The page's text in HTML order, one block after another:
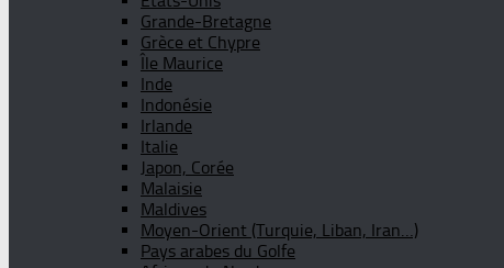
Grande-Bretagne
Grèce et Chypre
Île Maurice
Inde
Indonésie
Irlande
Italie
Japon, Corée
Malaisie
Maldives
Moyen-Orient (Turquie, Liban, Iran…)
Pays arabes du Golfe